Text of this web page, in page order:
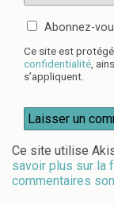
Abonnez-
Ce site est
confidentialité,
s’appliquent.
Ce site utilise
savoir plus sur la
commentaires